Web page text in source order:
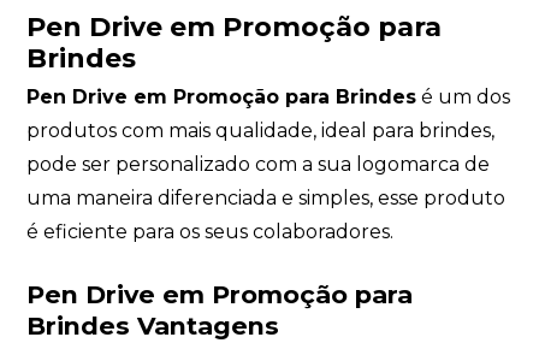
Pen Drive em Promoção para
Brindes
Pen Drive em Promoção para Brindes é um dos
produtos com mais qualidade, ideal para brindes,
pode ser personalizado com a sua logomarca de
uma maneira diferenciada e simples, esse produto
é eficiente para os seus colaboradores.
Pen Drive em Promoção para
Brindes Vantagens